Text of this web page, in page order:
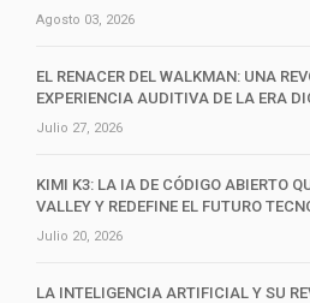
Agosto 03, 2026
EL RENACER DEL WALKMAN: UNA
EXPERIENCIA AUDITIVA DE LA ERA
Julio 27, 2026
KIMI K3: LA IA DE CÓDIGO ABIERTO
VALLEY Y REDEFINE EL FUTURO
Julio 20, 2026
LA INTELIGENCIA ARTIFICIAL Y SU